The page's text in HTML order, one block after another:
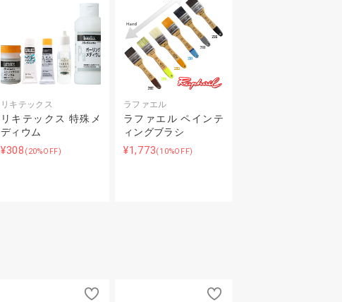
リキテックス
リキテックス 特殊メ
ディウム
¥308 (20%OFF)
ラファエル
ラファエル ペインテ
ィングブラシ
¥1,773(10%OFF)